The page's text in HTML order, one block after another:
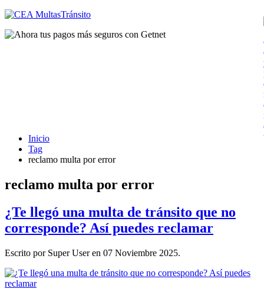
Inicio
Tag
reclamo multa por error
reclamo multa por error
¿Te llegó una multa de tránsito que no
corresponde? Así puedes reclamar
Escrito por Super User en 07 Noviembre 2025.